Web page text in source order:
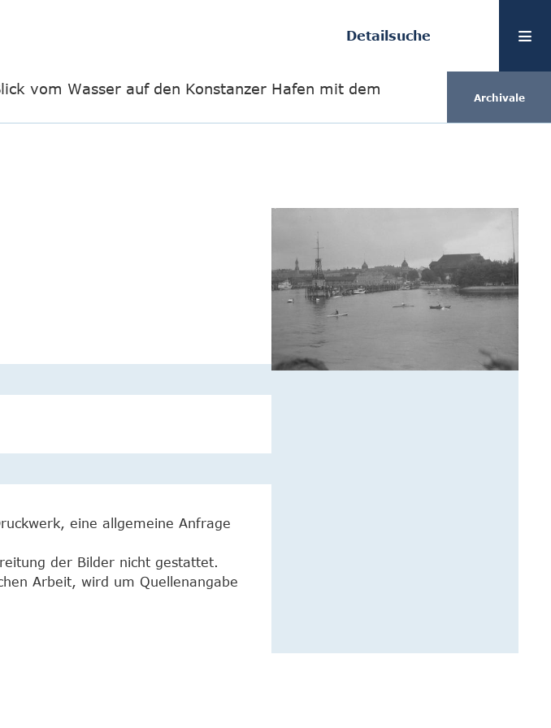
Detailsuche
vom Wasser auf den Konstanzer Hafen mit dem
Archivale
eine allgemeine Anfrage
der Bilder nicht gestattet.
Arbeit, wird um Quellenangabe